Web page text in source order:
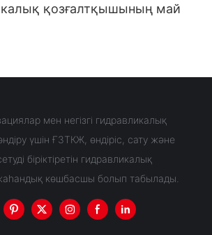
қозғалтқышының май
мен негізгі гидравликалық
үшін ҒЗТКЖ, өндіріс, сату және
біріктіретін гидравликалық
көшбасшы болып табылады.